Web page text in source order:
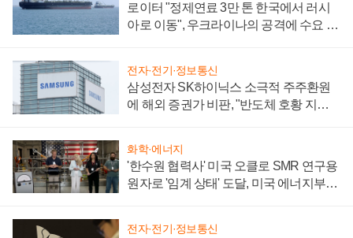
로이터 "정제연료 3만 톤 한국에서 러시
아로 이동", 우크라이나의 공격에 수요 늘
전자·전기·정보통신
삼성전자 SK하이닉스 소극적 주주환원
에 해외 증권가 비판, "반도체 호황 지속
화학·에너지
'한수원 협력사' 미국 오클로 SMR 연구용
원자로 '임계 상태' 도달, 미국 에너지부
전자·전기·정보통신